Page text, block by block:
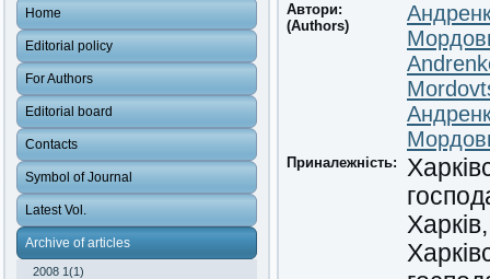
Home
Editorial policy
For Authors
Editorial board
Contacts
Symbol of Journal
Latest Vol.
Archive of articles
2008 1(1)
Автори:
(Authors)
Приналежність: